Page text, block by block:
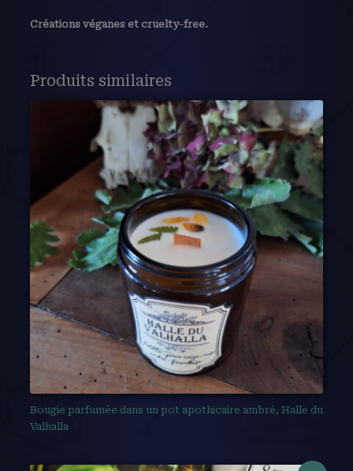
Créations véganes et cruelty-free.
Produits similaires
Bougie parfumée dans un pot apothicaire ambré, Halle du
Valhalla